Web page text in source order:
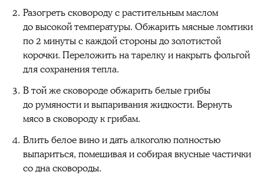
Разогреть сковороду с растительным маслом
до высокой температуры. Обжарить мясные ломтики
по 2 минуты с каждой стороны до золотистой
корочки. Переложить на тарелку и накрыть фольгой
для сохранения тепла.
В той же сковороде обжарить белые грибы
до румяности и выпаривания жидкости. Вернуть
мясо в сковороду к грибам.
Влить белое вино и дать алкоголю полностью
выпариться, помешивая и собирая вкусные частички
со дна сковороды.